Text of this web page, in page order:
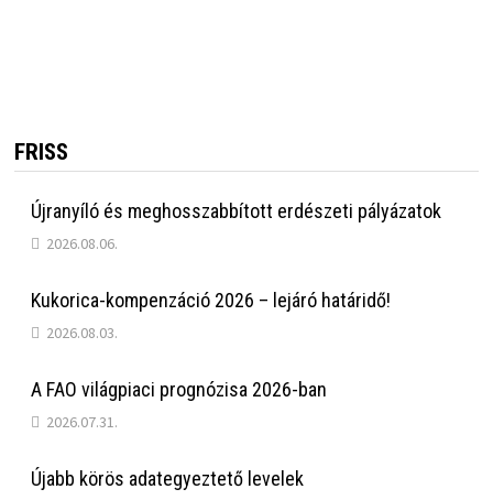
FRISS
Újranyíló és meghosszabbított erdészeti pályázatok
2026.08.06.
Kukorica-kompenzáció 2026 – lejáró határidő!
2026.08.03.
A FAO világpiaci prognózisa 2026-ban
2026.07.31.
Újabb körös adategyeztető levelek